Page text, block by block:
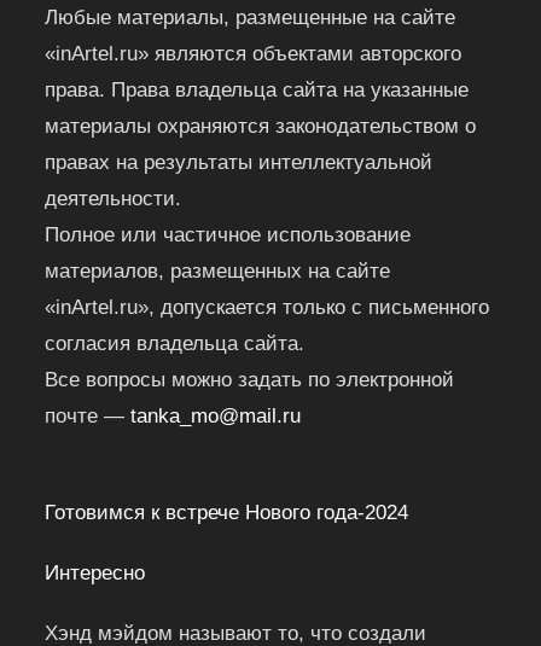
Любые материалы, размещенные на сайте
«inArtel.ru» являются объектами авторского
права. Права владельца сайта на указанные
материалы охраняются законодательством о
правах на результаты интеллектуальной
деятельности.
Полное или частичное использование
материалов, размещенных на сайте
«inArtel.ru», допускается только с письменного
согласия владельца сайта.
Все вопросы можно задать по электронной
почте —tanka_mo@mail.ru
Готовимся к встрече Нового года-2024
Интересно
Хэнд мэйдом называют то, что создали